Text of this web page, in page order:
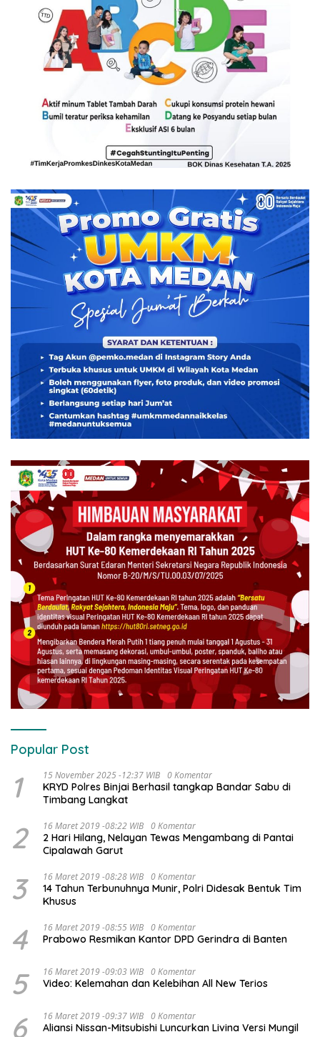
Popular Post
1 15 November 2025 -12:37 WIB 0 Komentar
KRYD Polres Binjai Berhasil tangkap Bandar Sabu di
Timbang Langkat
2 16 Maret 2019 -08:22 WIB 0 Komentar
2 Hari Hilang, Nelayan Tewas Mengambang di Pantai
Cipalawah Garut
3 16 Maret 2019 -08:28 WIB 0 Komentar
14 Tahun Terbunuhnya Munir, Polri Didesak Bentuk Tim
Khusus
4 16 Maret 2019 -08:55 WIB 0 Komentar
Prabowo Resmikan Kantor DPD Gerindra di Banten
5 16 Maret 2019 -09:03 WIB 0 Komentar
Video: Kelemahan dan Kelebihan All New Terios
6 16 Maret 2019 -09:37 WIB 0 Komentar
Aliansi Nissan-Mitsubishi Luncurkan Livina Versi Mungil